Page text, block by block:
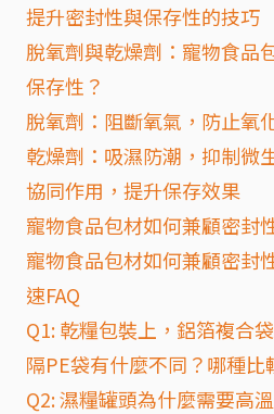
提升密封性與保存性的技巧
脫氧劑與乾燥劑：寵物食品
保存性？
脫氧劑：阻斷氧氣，防止氧
乾燥劑：吸濕防潮，抑制微
協同作用，提升保存效果
寵物食品包材如何兼顧密封
寵物食品包材如何兼顧密封
速FAQ
Q1: 乾糧包裝上，鋁箔複合
隔PE袋有什麼不同？哪種比
Q2: 濕糧罐頭為什麼需要高